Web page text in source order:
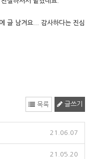
글 남겨요... 감사하다는 진심
목록 글쓰기
21.06.07
21.05.20